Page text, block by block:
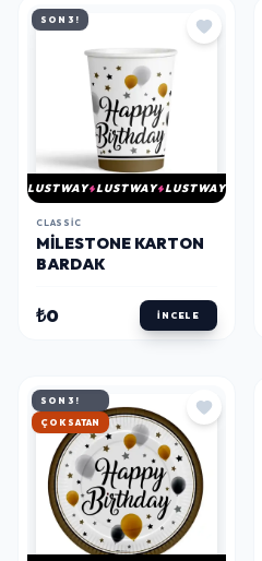
SON 3!
LUSTWAY LUSTWAY LUSTWAY
CLASSIC
MILESTONE KARTON
BARDAK
₺0 İNCELE
SON 3!
ÇOK SATAN